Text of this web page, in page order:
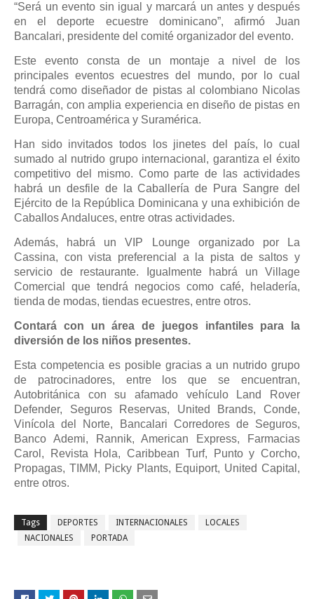
“Será un evento sin igual y marcará un antes y después
en el deporte ecuestre dominicano”, afirmó Juan
Bancalari, presidente del comité organizador del evento.
Este evento consta de un montaje a nivel de los
principales eventos ecuestres del mundo, por lo cual
tendrá como diseñador de pistas al colombiano Nicolas
Barragán, con amplia experiencia en diseño de pistas en
Europa, Centroamérica y Suramérica.
Han sido invitados todos los jinetes del país, lo cual
sumado al nutrido grupo internacional, garantiza el éxito
competitivo del mismo. Como parte de las actividades
habrá un desfile de la Caballería de Pura Sangre del
Ejército de la República Dominicana y una exhibición de
Caballos Andaluces, entre otras actividades.
Además, habrá un VIP Lounge organizado por La
Cassina, con vista preferencial a la pista de saltos y
servicio de restaurante. Igualmente habrá un Village
Comercial que tendrá negocios como café, heladería,
tienda de modas, tiendas ecuestres, entre otros.
Contará con un área de juegos infantiles para la
diversión de los niños presentes.
Esta competencia es posible gracias a un nutrido grupo
de patrocinadores, entre los que se encuentran,
Autobritánica con su afamado vehículo Land Rover
Defender, Seguros Reservas, United Brands, Conde,
Vinícola del Norte, Bancalari Corredores de Seguros,
Banco Ademi, Rannik, American Express, Farmacias
Carol, Revista Hola, Caribbean Turf, Punto y Corcho,
Propagas, TIMM, Picky Plants, Equiport, United Capital,
entre otros.
Tags DEPORTES INTERNACIONALES
LOCALES
NACIONALES
PORTADA